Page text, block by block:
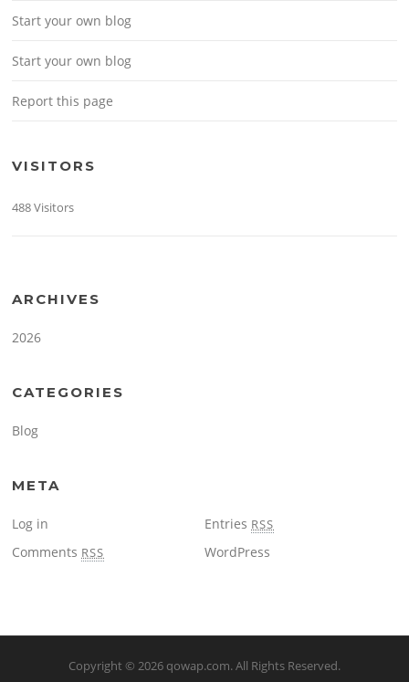
Start your own blog
Start your own blog
Report this page
VISITORS
488 Visitors
ARCHIVES
2026
CATEGORIES
Blog
META
Log in Entries RSS
Comments RSS WordPress
Copyright © 2026 qowap.com. All Rights Reserved.